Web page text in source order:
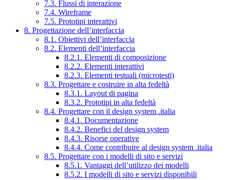
7.3. Flussi di interazione
7.4. Wireframe
7.5. Prototipi interattivi
8. Progettazione dell’interfaccia
8.1. Obiettivi dell’interfaccia
8.2. Elementi dell’interfaccia
8.2.1. Elementi di composizione
8.2.2. Elementi interattivi
8.2.3. Elementi testuali (microtesti)
8.3. Progettare e costruire in alta fedeltà
8.3.1. Layout di pagina
8.3.2. Prototipi in alta fedeltà
8.4. Progettare con il design system .italia
8.4.1. Documentazione
8.4.2. Benefici del design system
8.4.3. Risorse operative
8.4.4. Come contribuire al design system .italia
8.5. Progettare con i modelli di sito e servizi
8.5.1. Vantaggi dell’utilizzo dei modelli
8.5.2. I modelli di sito e servizi disponibili